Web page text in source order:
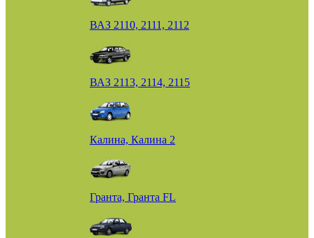
ВАЗ 2110, 2111, 2112
ВАЗ 2113, 2114, 2115
Калина, Калина 2
Гранта, Гранта FL